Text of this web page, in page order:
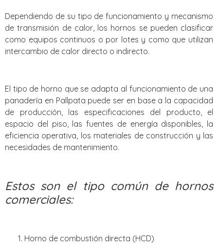
Dependiendo de su tipo de funcionamiento y mecanismo
de transmisión de calor, los hornos se pueden clasificar
como equipos continuos o por lotes y como que utilizan
intercambio de calor directo o indirecto.
El tipo de horno que se adapta al funcionamiento de una
panadería en Pallpata puede ser en base a la capacidad
de producción, las especificaciones del producto, el
espacio del piso, las fuentes de energía disponibles, la
eficiencia operativa, los materiales de construcción y las
necesidades de mantenimiento.
Estos son el tipo común de hornos
comerciales:
Horno de combustión directa (HCD)